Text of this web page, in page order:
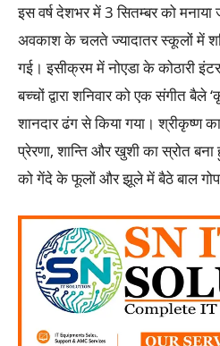
इस वर्ष देशभर में 3 सितम्बर को मनाया
अवकाश के चलते ज्यादातर स्कूलों में
गई। इसीक्रम में नोएडा के कोठारी
बच्चों द्वारा शनिवार को एक संगीत
शानदार ढंग से किया गया। श्रीकृष्ण
प्रेरणा, शान्ति और खुशी का स्रोत
को गेंदे के फूलों और झूले में बैठे बाल